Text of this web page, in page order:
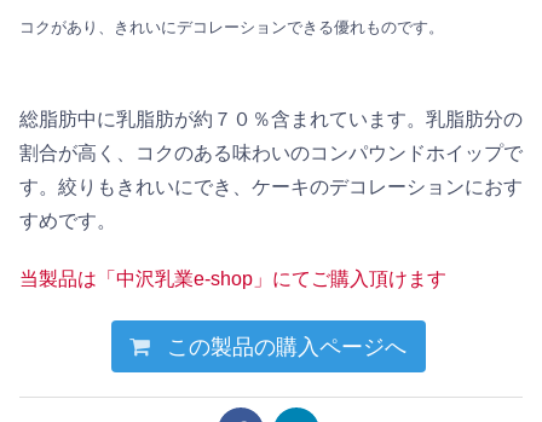
コクがあり、きれいにデコレーションできる優れものです。
総脂肪中に乳脂肪が約７０％含まれています。乳脂肪分の
割合が高く、コクのある味わいのコンパウンドホイップで
す。絞りもきれいにでき、ケーキのデコレーションにおす
すめです。
当製品は「中沢乳業e-shop」にてご購入頂けます
この製品の購入ページへ